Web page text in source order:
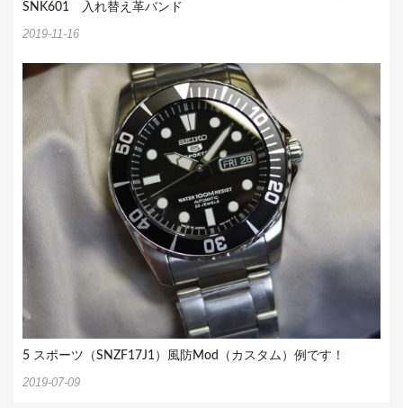
SNK601 入れ替え革バンド
2019-11-16
5 スポーツ（SNZF17J1）風防Mod（カスタム）例です！
2019-07-09